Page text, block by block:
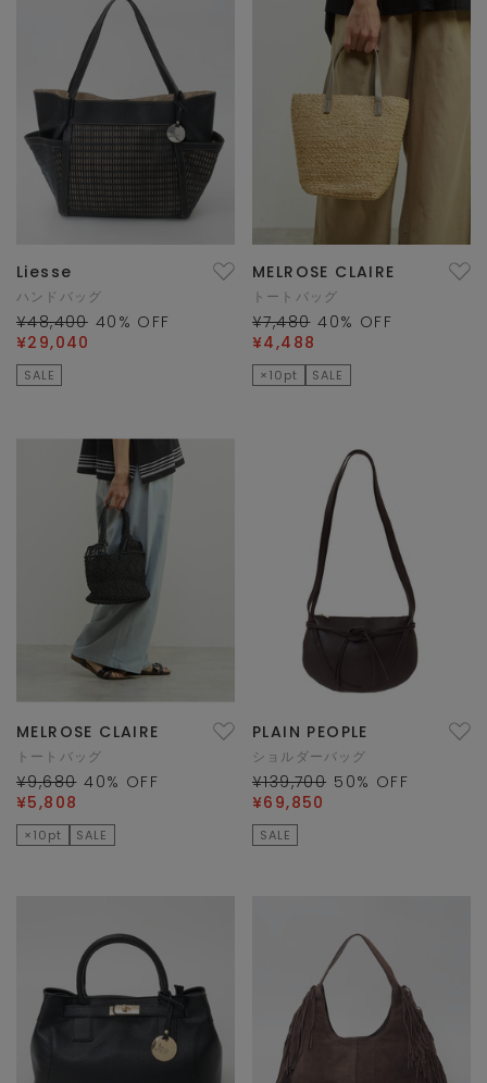
Liesse
ハンドバッグ
¥48,400 40 % OFF
¥29,040
SALE
MELROSE CLAIRE
トートバッグ
¥7,480 40% OFF
¥4,488
×10pt SALE
MELROSE CLAIRE
トートバッグ
¥9,680 40% OFF
¥5,808
×10pt SALE
PLAIN PEOPLE
ショルダーバッグ
¥139,700 50% OFF
¥69,850
SALE